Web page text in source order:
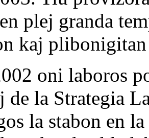
plej granda
kaj
oni laboros
la Strategia
la stabon en